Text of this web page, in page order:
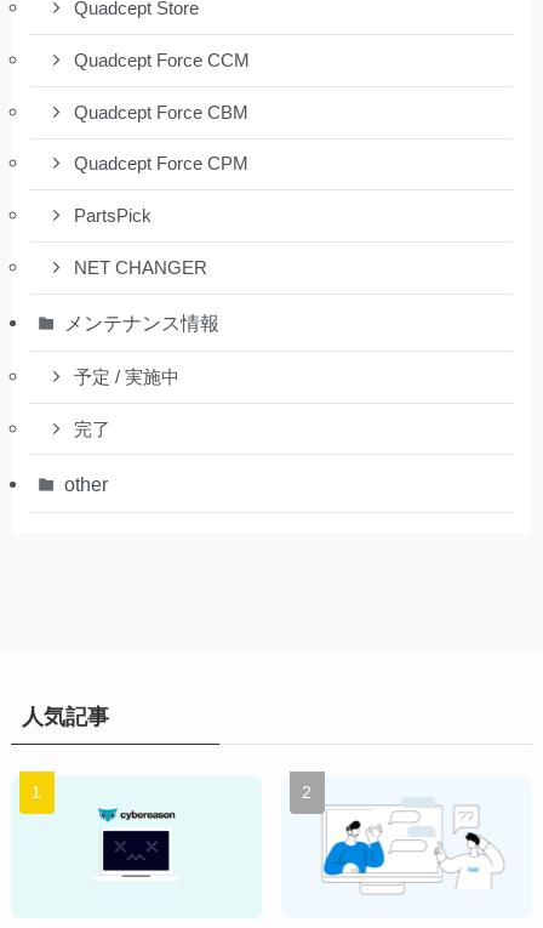
Quadcept Store
Quadcept Force CCM
Quadcept Force CBM
Quadcept Force CPM
PartsPick
NET CHANGER
メンテナンス情報
予定 / 実施中
完了
other
人気記事